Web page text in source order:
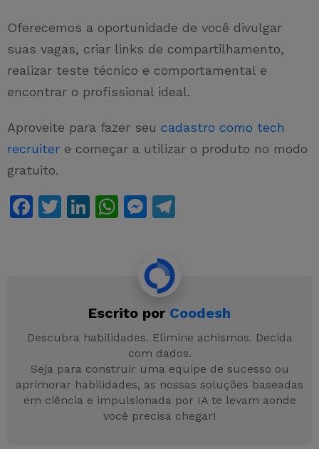
Oferecemos a oportunidade de você divulgar
suas vagas, criar links de compartilhamento,
realizar teste técnico e comportamental e
encontrar o profissional ideal.
Aproveite para fazer seu cadastro como tech
recruiter e começar a utilizar o produto no modo
gratuito.
F
o
k
T
Li
n
W
p
p
M
s
s
e
n
g
er
m
Escrito por Coodesh
Descubra habilidades. Elimine achismos. Decida
com dados.
Seja para construir uma equipe de sucesso ou
aprimorar habilidades, as nossas soluções baseadas
em ciência e impulsionada por IA te levam aonde
você precisa chegar!